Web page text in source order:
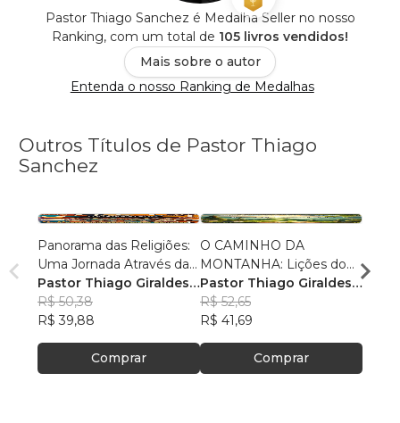
Pastor Thiago Sanchez é Medalha Seller no nosso
Ranking, com um total de 105 livros vendidos!
Mais sobre o autor
Entenda o nosso Ranking de Medalhas
Outros Títulos de Pastor Thiago
Sanchez
Panorama das Religiões:
Uma Jornada Através da
Diversidade Espiritual
Pastor Thiago Giraldes
Sanchez
R$ 50,38
R$ 39,88
Comprar
O CAMINHO DA
MONTANHA: Lições do
Sermão de Jesus
Pastor Thiago Giraldes
Sanchez
R$ 52,65
R$ 41,69
Comprar
O
no